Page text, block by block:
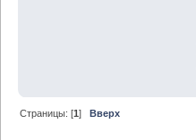
Страницы: [1]Вверх